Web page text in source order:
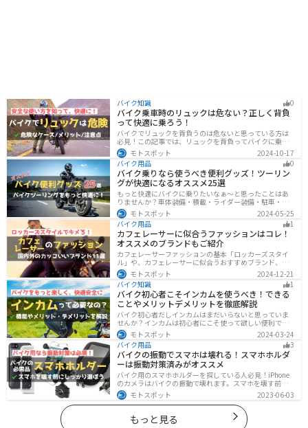
バイク知識 0
バイク乗車時のリュックは危ない？正しく背負
って快適に乗ろう！
バイクでリュックを背負うのは危ないと思っている方は
必見！この記事では、リュックを背負ってバイクに乗る
リスクと、安全な方法を紹介しています。実は、荷物の
量や配置を工夫することで、安全にリュックを使用する
ことが可能です。この記事を読めば、バイク乗車時にリ
ュックを安全に使う方法がわかります。
モトスポット
2024-10-17
バイク用品
0
バイク乗りなら使うべき便利グッズ！ツーリン
グが快適になるオススメ25選
もっと快適にバイクに乗りたいなぁ〜と思ったことはあ
りませんか？車体装備・積載・ライダー装備・駐車・メ
ンテ・トラブル対応の6ジャンルで、バイクをもっと快適
にするオススメ便利グッズを紹介します！
モトスポット
2024-05-25
バイク用品
1
カフェレーサーに似合うファッションはコレ！
オススメのブランドもご紹介
カフェレーサーファッションの基本「ロッカーズスタイ
ル」や、カフェレーサーに似合うおすすめブランド、定
番アイテムを詳しく紹介。個性を引き立てるコーデのコ
ツや季節に合ったアイテム選び、愛車とのマッチング方
法も解説します。
モトスポット
2024-12-21
バイク知識
1
バイク初心者こそインカムを使うべき！できる
ことやメリットデメリットを徹底解説
バイク初心者だしインカムはまだいらないと思っていま
せんか？インカムは初心者にこそ使って欲しい便利で安
全に運転するための機器です。インカムでできることや
メリットデメリットなどまとめましたので、気になって
いる人はぜひ参考にしてください。
モトスポット
2024-03-24
バイク用品
3
バイクの振動でスマホは壊れる！スマホホルダ
ーは振動対策済みがオススメ
バイク用のスマホホルダーを探している人必見！iPhone
のカメラはバイクの振動で壊れます。スマホを壊す前
に、振動対策がされたスマホホルダーを使うようにしま
しょう。カメラを壊さないための4つの方法とオススメの
スマホホルダーを紹介します。
モトスポット 2023-06-03
もっと見る